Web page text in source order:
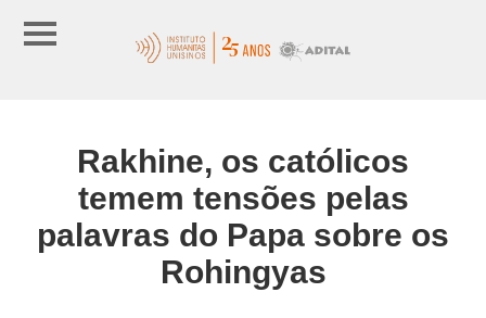
Rakhine, os católicos
temem tensões pelas
palavras do Papa sobre os
Rohingyas